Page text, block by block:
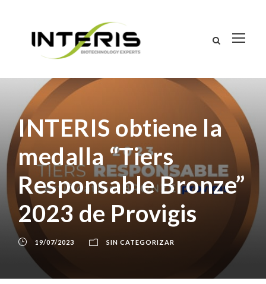
INTERIS obtiene la
medalla “Tiers
Responsable Bronze”
2023 de Provigis
19/07/2023 SIN CATEGORIZAR